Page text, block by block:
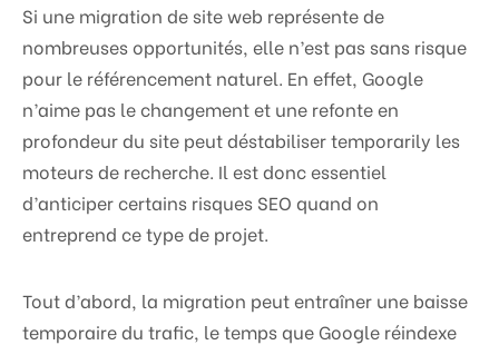
Si une migration de site web représente de
nombreuses opportunités, elle n’est pas sans risque
pour le référencement naturel. En effet, Google
n’aime pas le changement et une refonte en
profondeur du site peut déstabiliser temporarily les
moteurs de recherche. Il est donc essentiel
d’anticiper certains risques SEO quand on
entreprend ce type de projet.
Tout d’abord, la migration peut entraîner une baisse
temporaire du trafic, le temps que Google réindexe